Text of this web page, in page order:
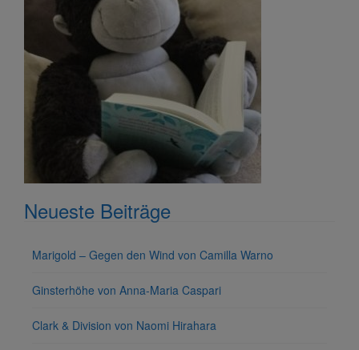
Neueste Beiträge
Marigold – Gegen den Wind von Camilla Warno
Ginsterhöhe von Anna-Maria Caspari
Clark & Division von Naomi Hirahara